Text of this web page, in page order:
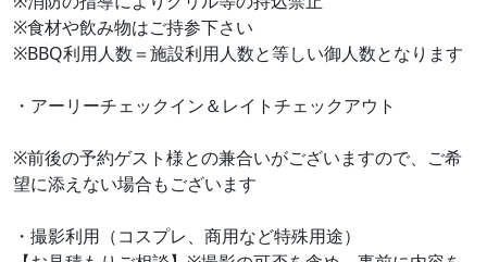
※食材や飲み物はご持参下さい
※BBQ利用人数＝施設利用人数と等しい御人数となります
・アーリーチェックイン＆レイトチェックアウト
※前後の予約ゲスト様との兼合いがございますので、ご希
望に添えない場合もございます
・撮影利用（コスプレ、商用など特殊用途）